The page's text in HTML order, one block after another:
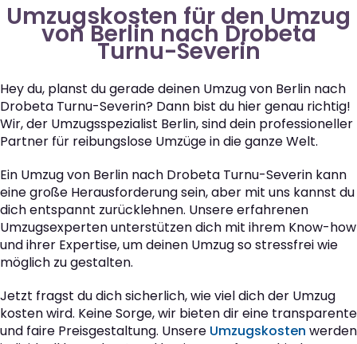
Umzugskosten für den Umzug
von Berlin nach Drobeta
Turnu-Severin
Hey du, planst du gerade deinen Umzug von Berlin nach
Drobeta Turnu-Severin? Dann bist du hier genau richtig!
Wir, der Umzugsspezialist Berlin, sind dein professioneller
Partner für reibungslose Umzüge in die ganze Welt.
Ein Umzug von Berlin nach Drobeta Turnu-Severin kann
eine große Herausforderung sein, aber mit uns kannst du
dich entspannt zurücklehnen. Unsere erfahrenen
Umzugsexperten unterstützen dich mit ihrem Know-how
und ihrer Expertise, um deinen Umzug so stressfrei wie
möglich zu gestalten.
Jetzt fragst du dich sicherlich, wie viel dich der Umzug
kosten wird. Keine Sorge, wir bieten dir eine transparente
und faire Preisgestaltung. Unsere Umzugskosten werden